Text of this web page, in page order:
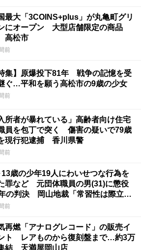
最大「3COINS+plus」が丸亀町グリ
にオープン 大型店舗限定の商品
高松市
前
集】原爆投下81年 戦争の記憶を受
ぐ…平和を願う高松市の9歳の少女
前
所者が暴れている」高齢者向け住宅
員を包丁で突く 傷害の疑いで79歳
現行犯逮捕 香川県警
前
歳の少年19人にわいせつな行為を
罪など 元団体職員の男(31)に懲役
の判決 岡山地裁「常習性は際立っ
て被害結果も非常に重い」
前
再燃「アナログレコード」の販売イ
ト レアものから復刻盤まで…約3万
結 天満屋岡山店